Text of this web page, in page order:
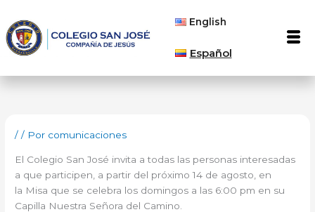
contenido
English
Español
// Por comunicaciones
El Colegio San José invita a todas las personas interesadas
a que participen, a partir del próximo 14 de agosto, en
la Misa que se celebra los domingos a las 6:00 pm en su
Capilla Nuestra Señora del Camino.